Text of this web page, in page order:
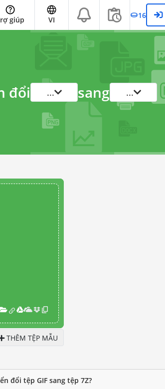
giúp VI 16
đổi ... sang ...
THÊM TỆP MẪU
đổi tệp GIF sang tệp 7Z?